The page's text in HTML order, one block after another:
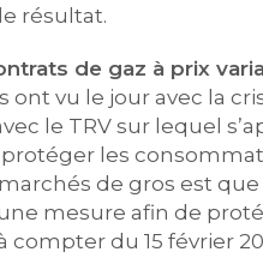
résultat.
de gaz à prix
ont vu le jour avec la
le TRV sur lequel
les
de gros est
mesure afin de
compter du 15 février